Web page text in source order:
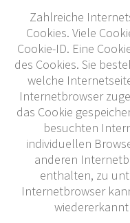
Zahlreiche
Cookies. Viele
Cookie-ID. Eine
des Cookies. Sie
welche
Internetbrowser
das Cookie
besuchten
individuellen
anderen
enthalten, zu
Internetbrowser